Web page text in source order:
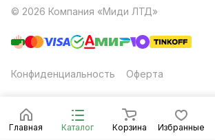
Главная Каталог Корзина Избранные
© 2026 Компания «Миди ЛТД»
Конфиденциальность Оферта